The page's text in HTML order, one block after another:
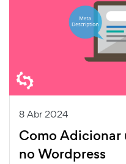
8 Abr 2024
Como Adicionar
no Wordpress